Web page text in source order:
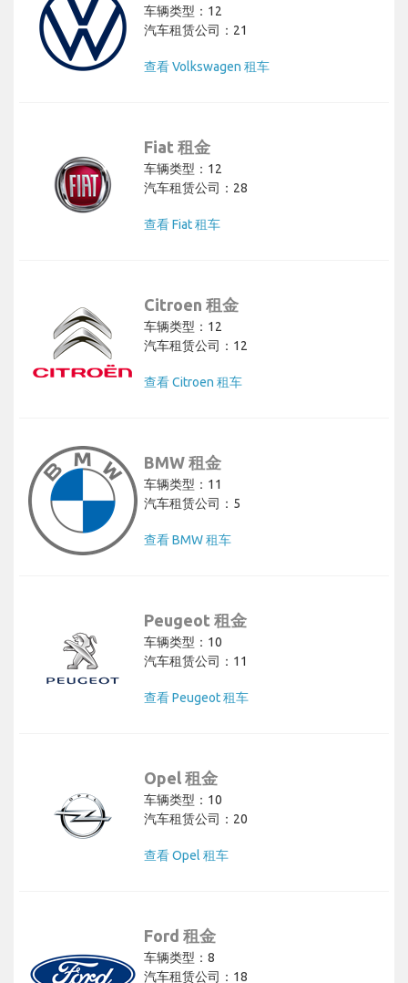
车辆类型：12
汽车租赁公司：21
查看 Volkswagen 租车
Fiat 租金
车辆类型：12
汽车租赁公司：28
查看 Fiat 租车
Citroen 租金
车辆类型：12
汽车租赁公司：12
查看 Citroen 租车
BMW 租金
车辆类型：11
汽车租赁公司：5
查看 BMW 租车
Peugeot 租金
车辆类型：10
汽车租赁公司：11
查看 Peugeot 租车
Opel 租金
车辆类型：10
汽车租赁公司：20
查看 Opel 租车
Ford 租金
车辆类型：8
汽车租赁公司：18